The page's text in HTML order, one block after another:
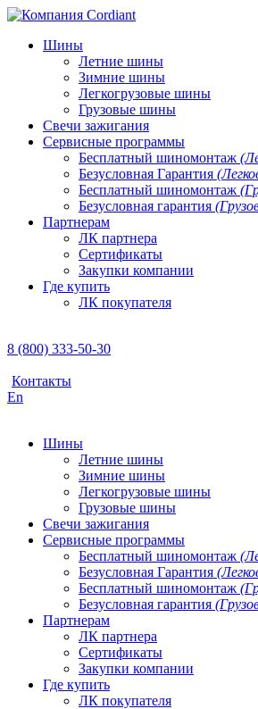
Шины
Летние шины
Зимние шины
Легкогрузовые шины
Грузовые шины
Свечи зажигания
Сервисные программы
Бесплатный шиномонтаж
Безусловная Гарантия
Бесплатный шиномонтаж
Безусловная гарантия
Партнерам
ЛК партнера
Сертификаты
Закупки компании
Где купить
ЛК покупателя
8 (800) 333-50-30
Контакты
En
Шины
Летние шины
Зимние шины
Легкогрузовые шины
Грузовые шины
Свечи зажигания
Сервисные программы
Бесплатный шиномонтаж
Безусловная Гарантия
Бесплатный шиномонтаж
Безусловная гарантия
Партнерам
ЛК партнера
Сертификаты
Закупки компании
Где купить
ЛК покупателя